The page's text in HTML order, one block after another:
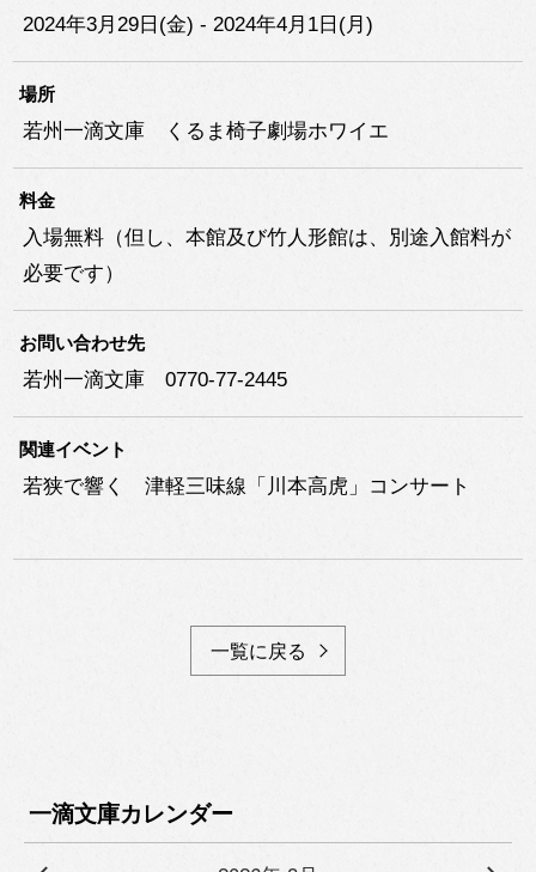
2024年3月29日(金) - 2024年4月1日(月)
場所
若州一滴文庫 くるま椅子劇場ホワイエ
料金
入場無料（但し、本館及び竹人形館は、別途入館料が
必要です）
お問い合わせ先
若州一滴文庫 0770-77-2445
関連イベント
若狭で響く 津軽三味線「川本高虎」コンサート
一覧に戻る
一滴文庫カレンダー